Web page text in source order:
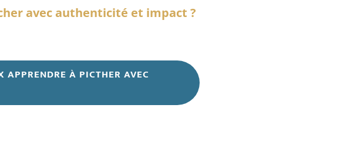
avec authenticité et impact ?
APPRENDRE À PICTHER AVEC